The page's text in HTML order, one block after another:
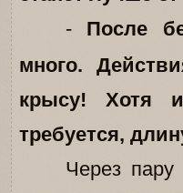
- После
много.
крысу! Хотя
требуется,
Через пару